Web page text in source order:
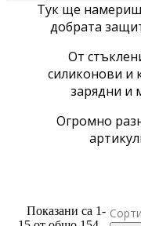
Тук ще намериш
добрата
От
силиконови и
зарядни и
Огромно
Показани са 1-